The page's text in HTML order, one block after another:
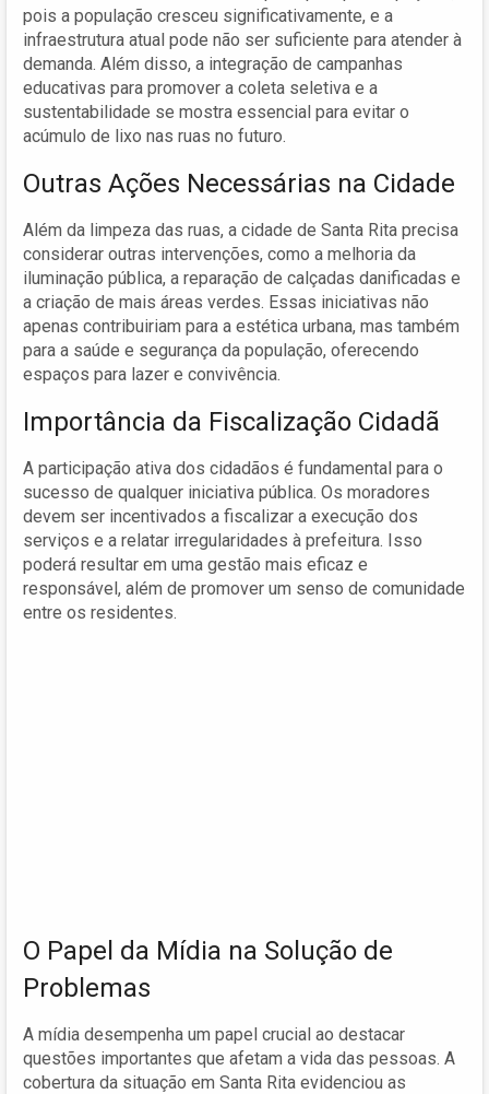
pois a população cresceu significativamente, e a
infraestrutura atual pode não ser suficiente para atender à
demanda. Além disso, a integração de campanhas
educativas para promover a coleta seletiva e a
sustentabilidade se mostra essencial para evitar o
acúmulo de lixo nas ruas no futuro.
Outras Ações Necessárias na Cidade
Além da limpeza das ruas, a cidade de Santa Rita precisa
considerar outras intervenções, como a melhoria da
iluminação pública, a reparação de calçadas danificadas e
a criação de mais áreas verdes. Essas iniciativas não
apenas contribuiriam para a estética urbana, mas também
para a saúde e segurança da população, oferecendo
espaços para lazer e convivência.
Importância da Fiscalização Cidadã
A participação ativa dos cidadãos é fundamental para o
sucesso de qualquer iniciativa pública. Os moradores
devem ser incentivados a fiscalizar a execução dos
serviços e a relatar irregularidades à prefeitura. Isso
poderá resultar em uma gestão mais eficaz e
responsável, além de promover um senso de comunidade
entre os residentes.
O Papel da Mídia na Solução de
Problemas
A mídia desempenha um papel crucial ao destacar
questões importantes que afetam a vida das pessoas. A
cobertura da situação em Santa Rita evidenciou as